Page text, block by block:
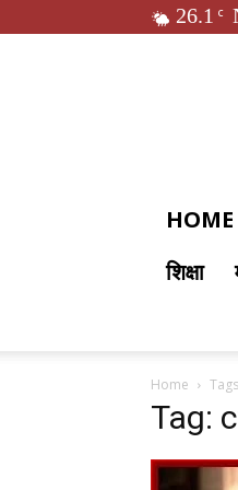
26.1 C
HOME
शिक्षा
Home Tags
Tag: